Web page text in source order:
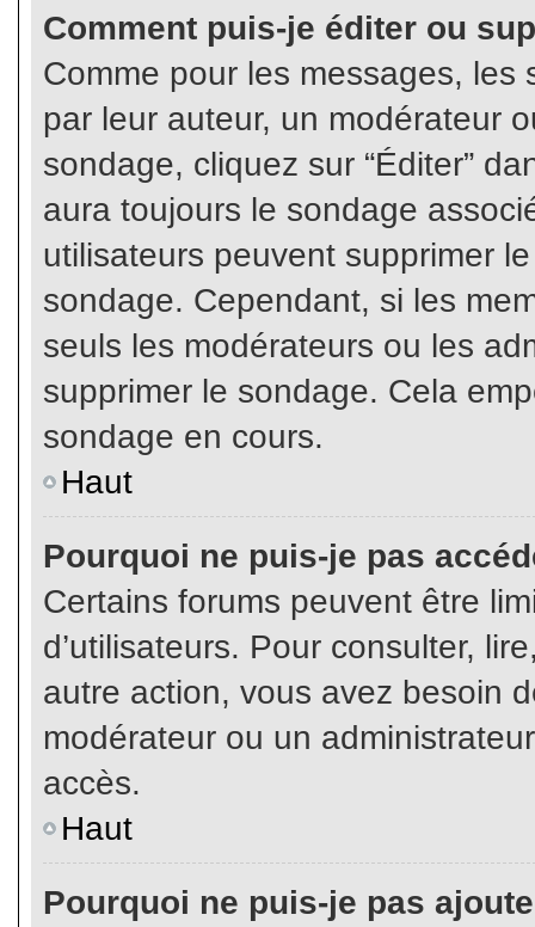
Comment puis-je éditer ou
Comme pour les messages,
par leur auteur, un modérateur
sondage, cliquez sur “Éditer”
aura toujours le sondage
utilisateurs peuvent supprimer
sondage. Cependant, si les
seuls les modérateurs ou les
supprimer le sondage. Cela
sondage en cours.
Haut
Pourquoi ne puis-je pas
Certains forums peuvent être
d’utilisateurs. Pour consulter,
autre action, vous avez besoin
modérateur ou un
accès.
Haut
Pourquoi ne puis-je pas